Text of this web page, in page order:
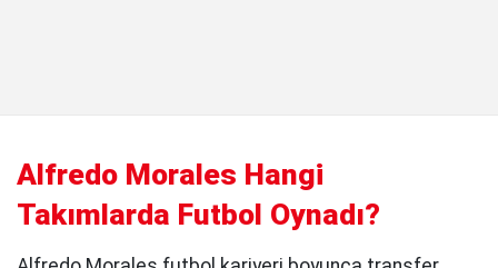
Alfredo Morales Hangi
Takımlarda Futbol Oynadı?